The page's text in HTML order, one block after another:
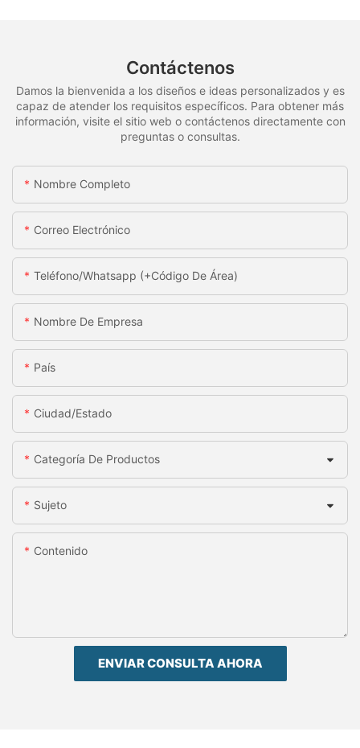
Contáctenos
Damos la bienvenida a los diseños e ideas personalizados y es
capaz de atender los requisitos específicos. Para obtener más
información, visite el sitio web o contáctenos directamente con
preguntas o consultas.
Nombre Completo
Correo Electrónico
Teléfono/whatsapp (+código De Área)
Nombre De Empresa
País
Ciudad/estado
Categoría De Productos
Sujeto
Contenido
ENVIAR CONSULTA AHORA